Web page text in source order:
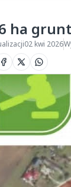
ha
02 kwi 2026